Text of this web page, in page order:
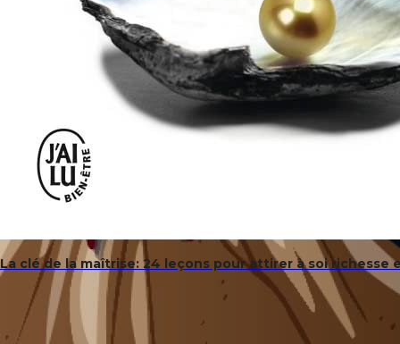
La clé de la maîtrise: 24 leçons pour attirer à soi richesse